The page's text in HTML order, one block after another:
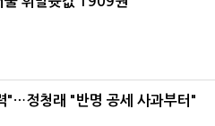
"…정청래 "반명 공세 사과부터"